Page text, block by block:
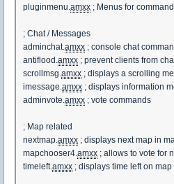
pluginmenu.amxx ; Menus for
; Chat / Messages
adminchat.amxx ; console chat
antiflood.amxx ; prevent clients from
scrollmsg.amxx ; displays a scrolling
imessage.amxx ; displays information
adminvote.amxx ; vote commands
; Map related
nextmap.amxx ; displays next map in
mapchooser4.amxx ; allows to vote for
timeleft.amxx ; displays time left on map